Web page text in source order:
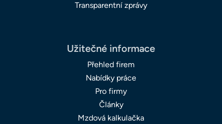
Transparentní zprávy
Užitečné informace
Přehled firem
Nabídky práce
Pro firmy
Články
Mzdová kalkulačka